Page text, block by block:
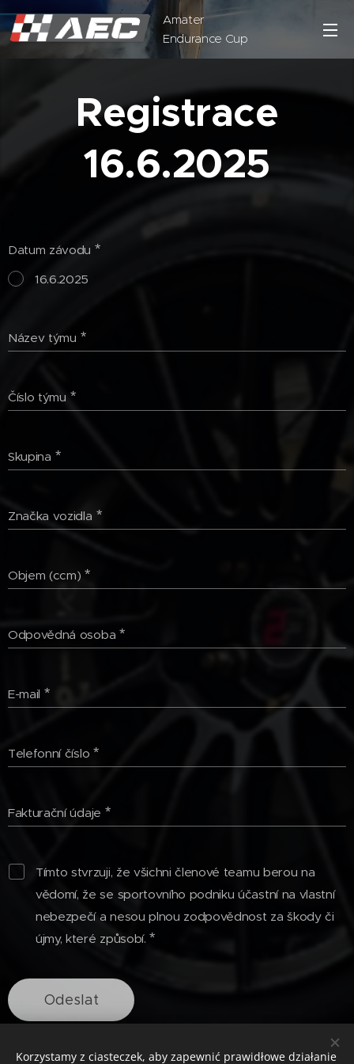
Amater
Endurance Cup
Registrace
16.6.2025
Datum závodu
16.6.2025
Název týmu
Číslo týmu
Skupina
Značka vozidla
Objem (ccm)
Odpovědná osoba
E-mail
Telefonní číslo
Fakturační údaje
Tímto stvrzuji, že všichni členové teamu berou na
vědomí, že se sportovního podniku účastní na vlastní
nebezpečí a nesou plnou zodpovědnost za škody či
újmy, které způsobí.
Odeslat
Korzystamy z ciasteczek, aby zapewnić prawidłowe działanie